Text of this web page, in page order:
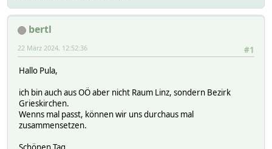
bertl
#1
22 März 2024, 12:52:36
Hallo Pula,
ich bin auch aus OÖ aber nicht Raum Linz, sondern Bezirk
Grieskirchen.
Wenns mal passt, können wir uns durchaus mal
zusammensetzen.